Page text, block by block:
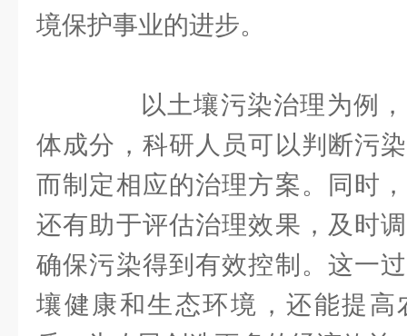
境保护事业的进步。
以土壤污染治理为例，
体成分，科研人员可以判断污
而制定相应的治理方案。同时
还有助于评估治理效果，及时
确保污染得到有效控制。这一
壤健康和生态环境，还能提高